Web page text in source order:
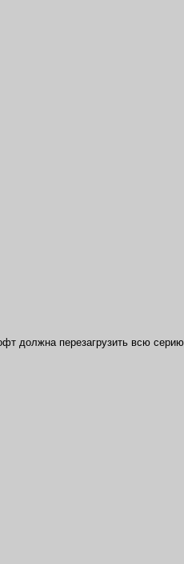
должна перезагрузить всю